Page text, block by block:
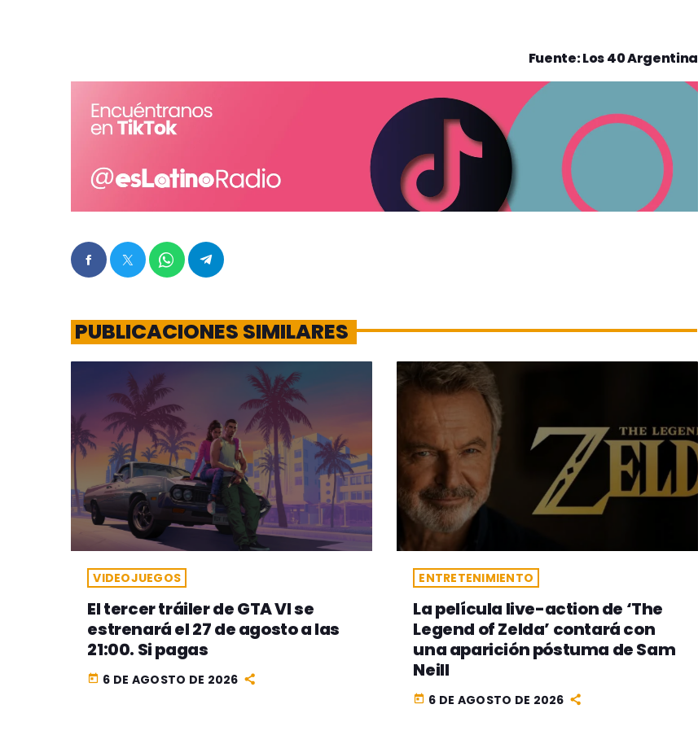
Fuente: Los 40 Argentina
PUBLICACIONES SIMILARES
VIDEOJUEGOS
El tercer tráiler de GTA VI se
estrenará el 27 de agosto a las
21:00. Si pagas
today 6 DE AGOSTO DE 2026
ENTRETENIMIENTO
La película live-action de ‘The
Legend of Zelda’ contará con
una aparición póstuma de Sam
Neill
today 6 DE AGOSTO DE 2026